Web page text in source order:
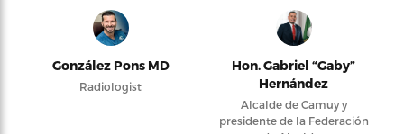
González Pons MD
Radiologist
Hon. Gabriel “Gaby”
Hernández
Alcalde de Camuy y
presidente de la Federación